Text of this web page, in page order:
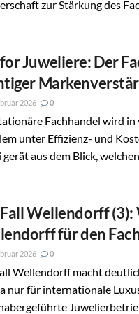
zur Stärkung des
Juweliere: Der
2026 0
Fachhandel wird
unter Effizienz- und
aus dem Blick, welchen...
Wellendorff (3):
für den
2026 0
Wellendorff macht
nur für internationale